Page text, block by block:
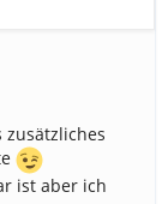
zusätzliches
ist aber ich